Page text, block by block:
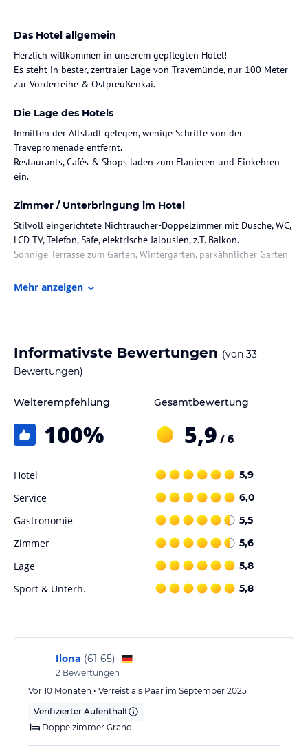
Das Hotel allgemein
Herzlich willkommen in unserem gepflegten Hotel!
Es steht in bester, zentraler Lage von Travemünde, nur 100 Meter
zur Vorderreihe & Ostpreußenkai.
Die Lage des Hotels
Inmitten der Altstadt gelegen, wenige Schritte von der
Travepromenade entfernt.
Restaurants, Cafés & Shops laden zum Flanieren und Einkehren
ein.
Zimmer / Unterbringung im Hotel
Stilvoll eingerichtete Nichtraucher-Doppelzimmer mit Dusche, WC,
LCD-TV, Telefon, Safe, elektrische Jalousien, z.T. Balkon.
Sonnige Terrasse zum Garten, Wintergarten, parkähnlicher Garten
Gastronomie im Hotel
Sonstige Einrichtungen und Services
Eigene Parkplätze
kostenloses WLAN
Hinweis:
Allgemeine und unverbindliche
Hoteliers-/Veranstalter-/Kataloginformationen. Alle Angaben
jeweiligen Veranstalters.
Mehr anzeigen
Informativste Bewertungen (von 33
Bewertungen)
Weiterempfehlung
100%
Gesamtbewertung
5,9 / 6
Hotel 5,9
Service 6,0
Gastronomie 5,5
Zimmer 5,6
Lage 5,8
Sport & Unterh. 5,8
Ilona (61-65)
2 Bewertungen
Vor 10 Monaten • Verreist als Paar im September 2025
Verifizierter Aufenthalt
Doppelzimmer Grand